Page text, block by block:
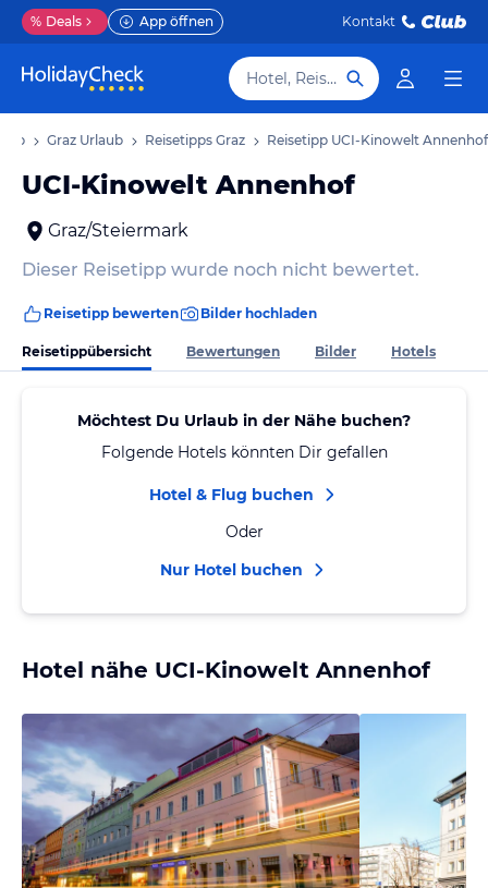
% Deals App öffnen Kontakt
Hotel, Reiseziel
Graz Urlaub Reisetipps Graz Reisetipp UCI-Kinowelt Annenhof
UCI-Kinowelt Annenhof
Graz/Steiermark
Dieser Reisetipp wurde noch nicht bewertet.
Reisetipp bewerten Bilder hochladen
Reisetippübersicht Bewertungen Bilder Hotels
Möchtest Du Urlaub in der Nähe buchen?
Folgende Hotels könnten Dir gefallen
Hotel & Flug buchen
Oder
Nur Hotel buchen
Hotel nähe UCI-Kinowelt Annenhof